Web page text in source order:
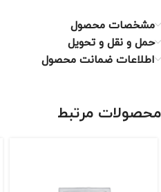
مشخصات محصول
حمل و نقل و تحویل
اطلاعات ضمانت محصول
محصولات مرتبط